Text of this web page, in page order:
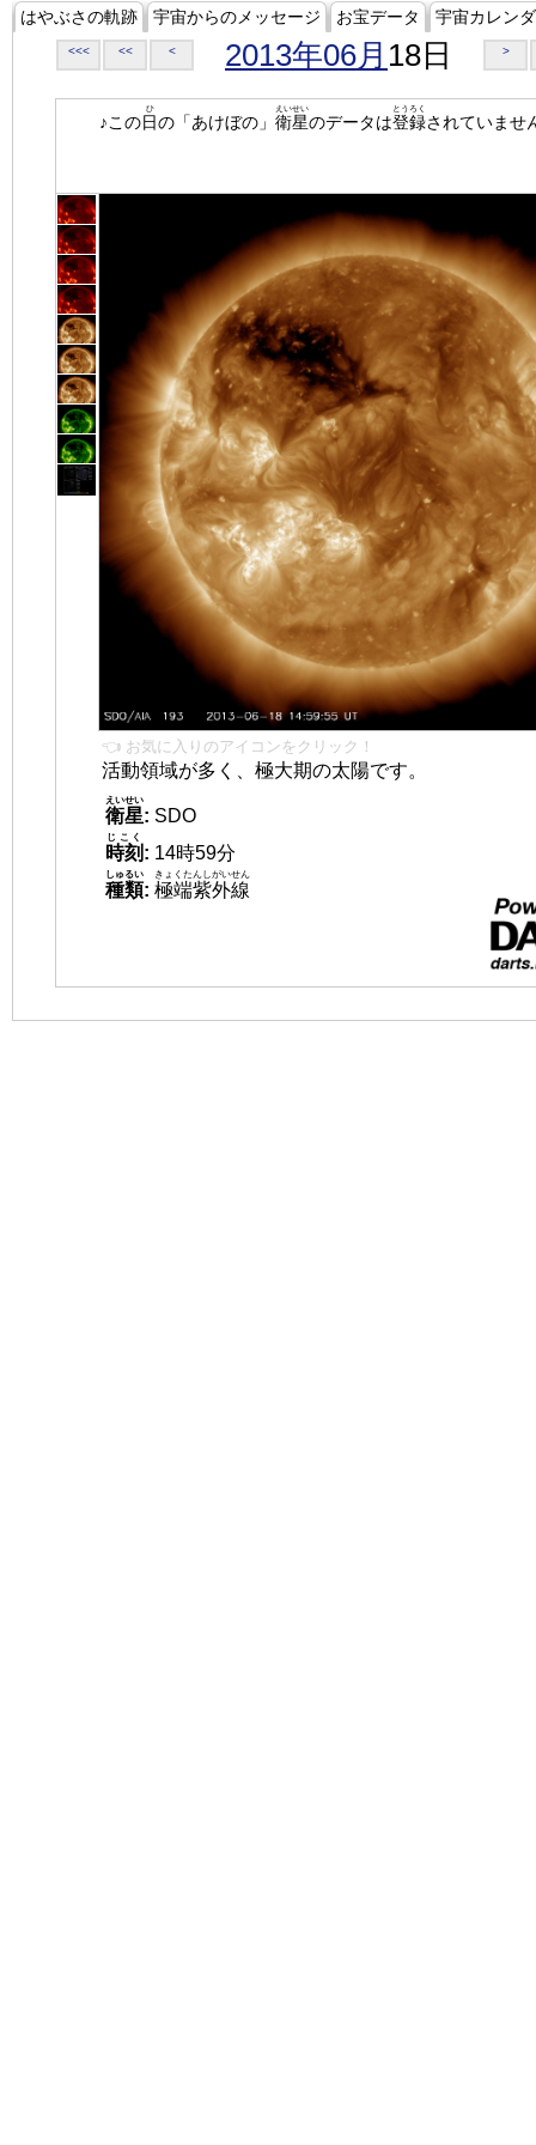
はやぶさの軌跡 宇宙からのメッセージ お宝データ 宇宙カレン
<<< << < 2013年06月 18日 >
♪この日
ひ
の「あけぼの」 衛星
えいせい
のデータは登録
とうろく
されていませ
👈 お気に入りのアイコンをクリック！
活動領域が多く、極大期の太陽です。
衛星
えいせい
: SDO
時刻
じこく
: 14時59分
種類
しゅるい
: 極端紫外線
きょくたんしがいせん